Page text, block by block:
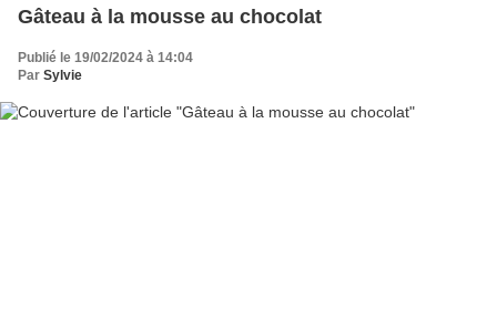
Gâteau à la mousse au chocolat
Publié le 19/02/2024 à 14:04
Par Sylvie